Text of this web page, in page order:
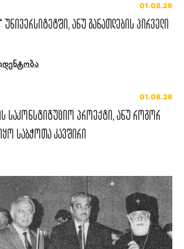
01.08.26
უნივერსიტეტში, ანუ განათლების პირველი
01.08.26
საკონსტიტუციო პროექტი, ანუ როგორ
საბჭოთა კავშირი